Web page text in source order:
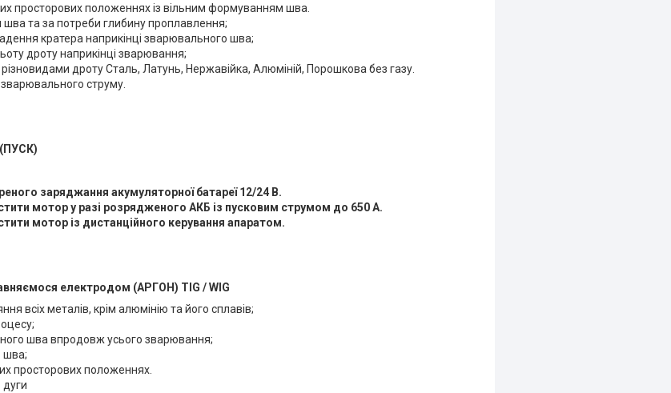
просторових положеннях із вільним формуванням шва.
та за потреби глибину проплавлення;
кратера наприкінці зварювального шва;
дроту наприкінці зварювання;
дроту Сталь, Латунь, Нержавійка, Алюміній, Порошкова без газу.
струму.
(ПУСК)
заряджання акумуляторної батареї 12/24 В.
мотор у разі розрядженого АКБ із пусковим струмом до 650 А.
мотор із дистанційного керування апаратом.
електродом (АРГОН) TIG /WIG
всіх металів, крім алюмінію та його сплавів;
шва впродовж усього зварювання;
шва;
просторових положеннях.
дуги